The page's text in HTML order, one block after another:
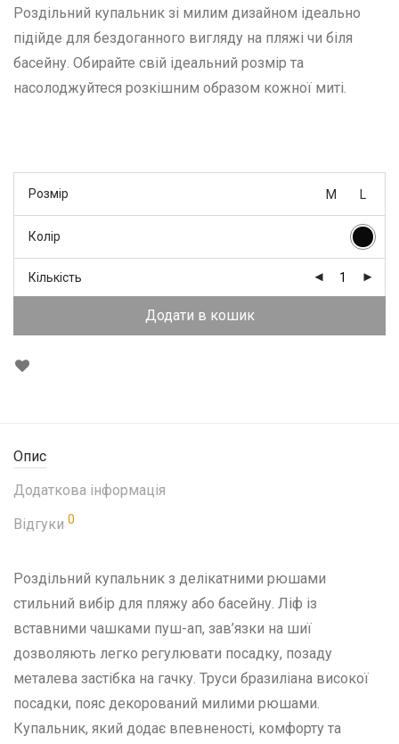
through
200,00 ₴
Роздільний купальник зі милим дизайном ідеально
підійде для бездоганного вигляду на пляжі чи біля
басейну. Обирайте свій ідеальний розмір та
насолоджуйтеся розкішним образом кожної миті.
Розмір M L
Колір
Кількість
Додати в кошик
Опис
Додаткова інформація
Відгуки 0
Роздільний купальник з делікатними рюшами
стильний вибір для пляжу або басейну. Ліф із
вставними чашками пуш-ап, зав’язки на шиї
дозволяють легко регулювати посадку, позаду
металева застібка на гачку. Труси бразиліана високої
посадки, пояс декорований милими рюшами.
Купальник, який додає впевненості, комфорту та